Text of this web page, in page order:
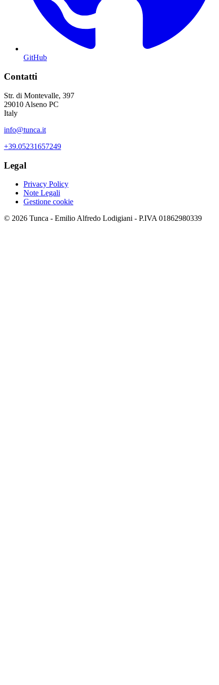
GitHub
Contatti
Str. di Montevalle, 397
29010 Alseno PC
Italy
info@tunca.it
+39.05231657249
Legal
Privacy Policy
Note Legali
Gestione cookie
© 2026 Tunca - Emilio Alfredo Lodigiani - P.IVA 01862980339